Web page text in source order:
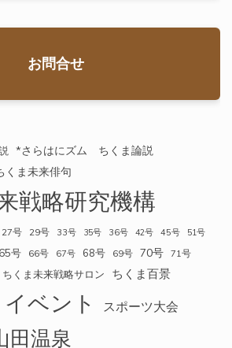
お問合せ
*さらはにズム ちくま論説
くま未来俳句
戦略研究機構
27号 29号 33号 35号 36号 42号 45号
51号
65号 66号 67号 68号 69号 70号 71号
ちくま未来戦略サロン ちくま百景
イベント スポーツ大会
田温泉